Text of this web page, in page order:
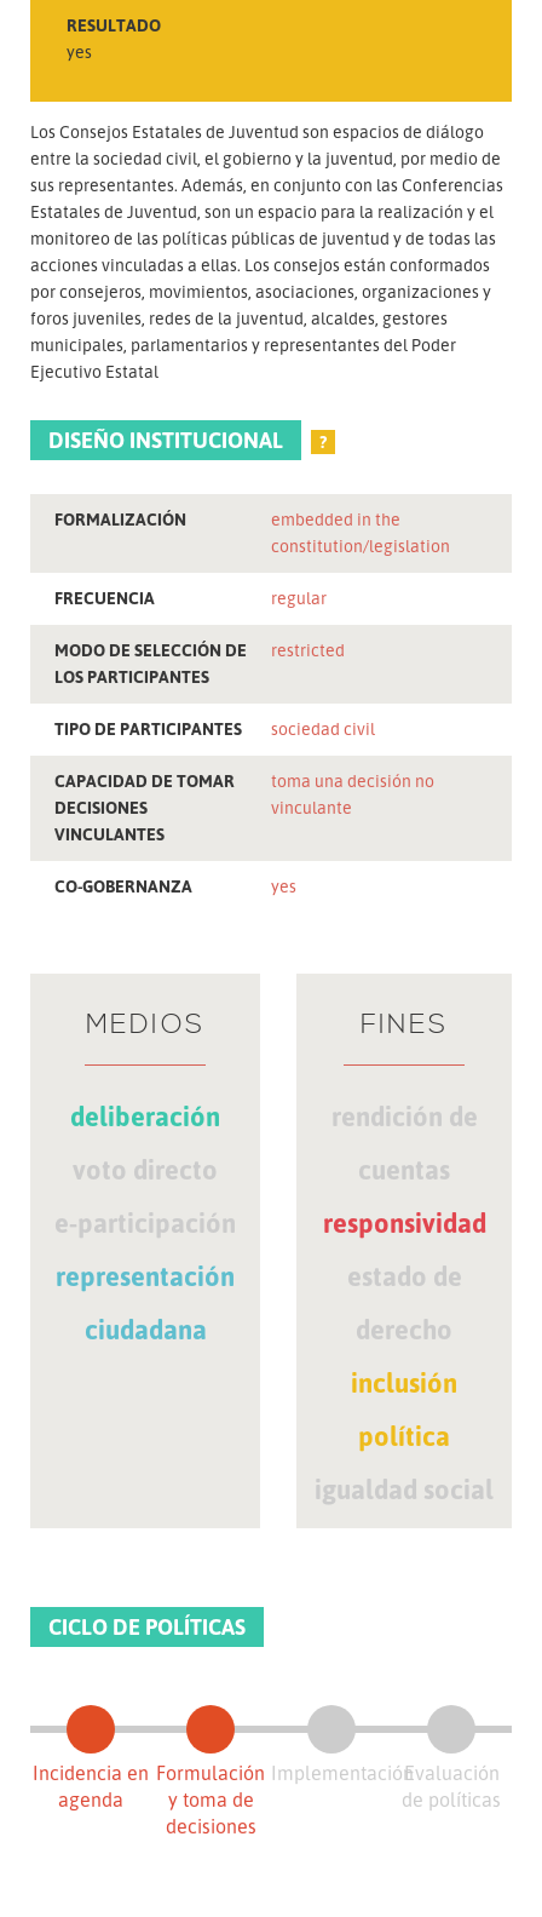
RESULTADO
yes
Los Consejos Estatales de Juventud son espacios de diálogo
entre la sociedad civil, el gobierno y la juventud, por medio de
sus representantes. Además, en conjunto con las Conferencias
Estatales de Juventud, son un espacio para la realización y el
monitoreo de las políticas públicas de juventud y de todas las
acciones vinculadas a ellas. Los consejos están conformados
por consejeros, movimientos, asociaciones, organizaciones y
foros juveniles, redes de la juventud, alcaldes, gestores
municipales, parlamentarios y representantes del Poder
Ejecutivo Estatal
DISEÑO INSTITUCIONAL ?
FORMALIZACIÓN
embedded in the
constitution/legislation
FRECUENCIA regular
MODO DE SELECCIÓN DE
LOS PARTICIPANTES
restricted
TIPO DE PARTICIPANTES sociedad civil
CAPACIDAD DE TOMAR
DECISIONES
VINCULANTES
toma una decisión no
vinculante
CO-GOBERNANZA yes
MEDIOS
deliberación
voto directo
e-participación
representación
ciudadana
FINES
rendición de
cuentas
responsividad
estado de
derecho
inclusión
política
igualdad social
CICLO DE POLÍTICAS
Incidencia en
agenda
Formulación
y toma de
decisiones
ImplementaciónEvaluación
de políticas